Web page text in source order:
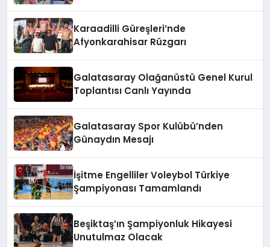
Karaadilli Güreşleri’nde
Afyonkarahisar Rüzgarı
Galatasaray Olağanüstü Genel Kurul
Toplantısı Canlı Yayında
Galatasaray Spor Kulübü’nden
Günaydın Mesajı
İşitme Engelliler Voleybol Türkiye
Şampiyonası Tamamlandı
Beşiktaş’ın Şampiyonluk Hikayesi
Unutulmaz Olacak